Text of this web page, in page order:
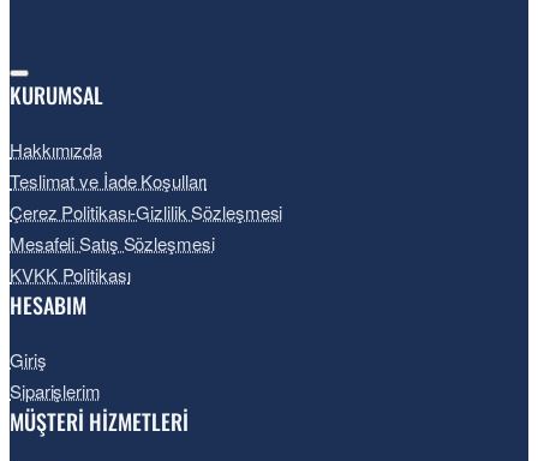
KURUMSAL
Hakkımızda
Teslimat ve İade Koşulları
Çerez Politikası-Gizlilik Sözleşmesi
Mesafeli Satış Sözleşmesi
KVKK Politikası
HESABIM
Giriş
Siparişlerim
MÜŞTERİ HİZMETLERİ